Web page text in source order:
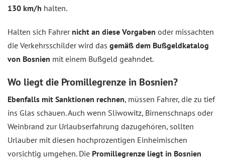
130 km/h halten.
Halten sich Fahrer nicht an diese Vorgaben oder missachten
die Verkehrsschilder wird das gemäß dem Bußgeldkatalog
von Bosnien mit einem Bußgeld geahndet.
Wo liegt die Promillegrenze in Bosnien?
Ebenfalls mit Sanktionen rechnen, müssen Fahrer, die zu tief
ins Glas schauen. Auch wenn Sliwowitz, Birnenschnaps oder
Weinbrand zur Urlaubserfahrung dazugehören, sollten
Urlauber mit diesen hochprozentigen Einheimischen
vorsichtig umgehen. Die Promillegrenze liegt in Bosnien